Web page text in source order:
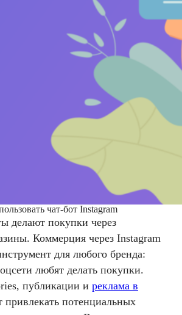
чат-бот Instagram
делают покупки через
Коммерция через Instagram
для любого бренда:
любят делать покупки.
публикации и реклама в
привлекать потенциальных